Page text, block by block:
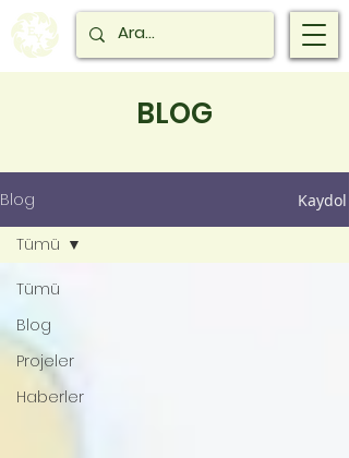
BLOG
Blog Kaydol
Tümü
Blog
Projeler
Haberler
Tümü